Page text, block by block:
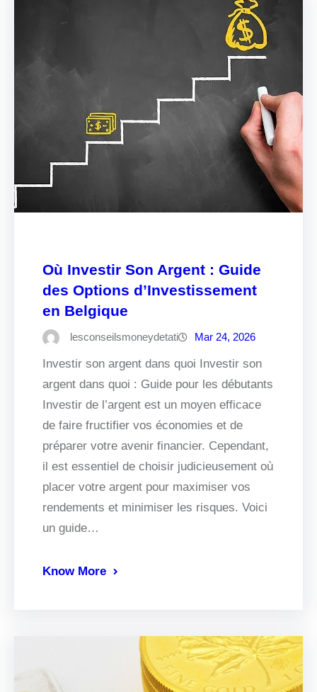
Où Investir Son Argent : Guide
des Options d’Investissement
en Belgique
lesconseilsmoneydetati Mar 24, 2026
Investir son argent dans quoi Investir son
argent dans quoi : Guide pour les débutants
Investir de l’argent est un moyen efficace
de faire fructifier vos économies et de
préparer votre avenir financier. Cependant,
il est essentiel de choisir judicieusement où
placer votre argent pour maximiser vos
rendements et minimiser les risques. Voici
un guide…
Know More